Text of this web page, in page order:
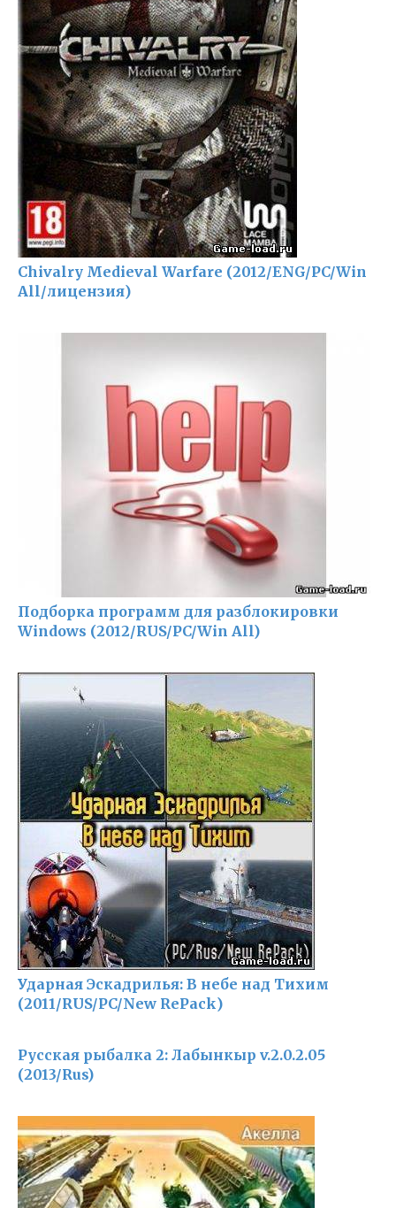
Chivalry Medieval Warfare (2012/ENG/PC/Win
All/лицензия)
Подборка программ для разблокировки
Windows (2012/RUS/PC/Win All)
Ударная Эскадрилья: В небе над Тихим
(2011/RUS/PC/New RePack)
Русская рыбалка 2: Лабынкыр v.2.0.2.05
(2013/Rus)